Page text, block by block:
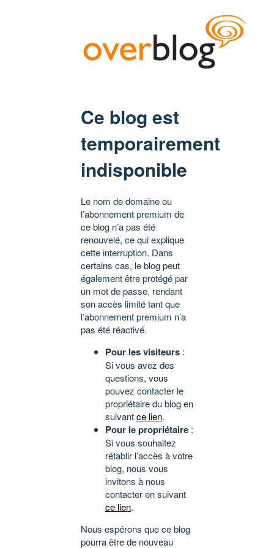
Ce blog est
temporairement
indisponible
Le nom de domaine ou
l’abonnement premium de
ce blog n’a pas été
renouvelé, ce qui explique
cette interruption. Dans
certains cas, le blog peut
également être protégé par
un mot de passe, rendant
son accès limité tant que
l’abonnement premium n’a
pas été réactivé.
Pour les visiteurs :
Si vous avez des
questions, vous
pouvez contacter le
propriétaire du blog en
suivantce lien.
Pour le propriétaire :
Si vous souhaitez
rétablir l’accès à votre
blog, nous vous
invitons à nous
contacter en suivant
ce lien.
Nous espérons que ce blog
pourra être de nouveau